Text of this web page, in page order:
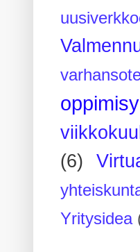
(6)
Yritysidea